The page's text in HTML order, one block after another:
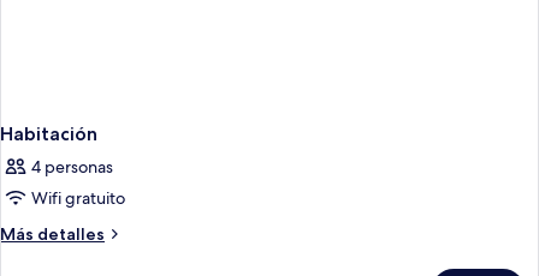
Habitación
4 personas
Wifi gratuito
Más detalles
Más